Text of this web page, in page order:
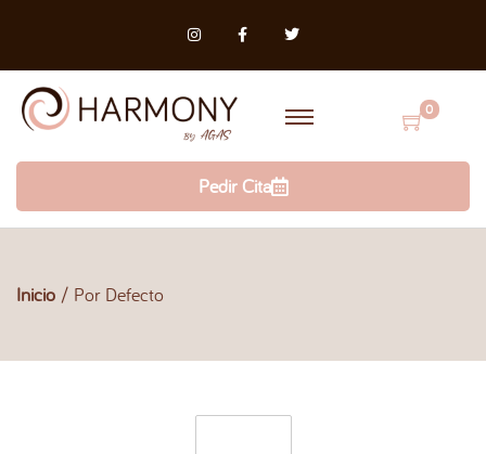
0
Pedir Cita
Inicio / Por Defecto